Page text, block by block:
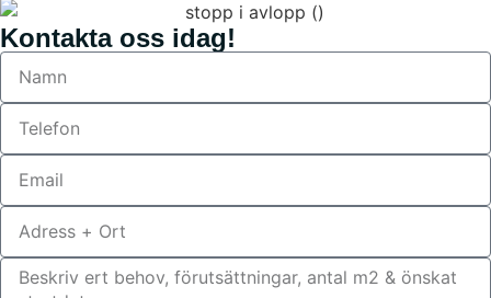
Kontakta oss idag!